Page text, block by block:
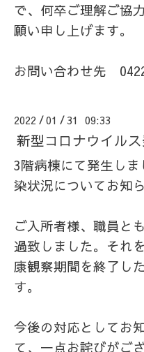
で、何卒ご理解ご協
願い申し上げます。
お問い合わせ先
2022 /01 /31 09:33
新型コロナウイル
3階病棟にて発生し
染状況についてお知
ご入所者様、職員と
過致しました。それ
康観察期間を終了し
す。
今後の対応としてお
て、一点お詫びがご